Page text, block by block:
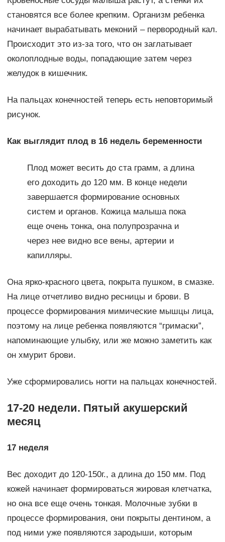
становятся все более крепким. Организм ребенка
начинает вырабатывать меконий – первородный кал.
Происходит это из-за того, что он заглатывает
околоплодные воды, попадающие затем через
желудок в кишечник.
На пальцах конечностей теперь есть неповторимый
рисунок.
Как выглядит плод в 16 недель беременности
Плод может весить до ста грамм, а длина
его доходить до 120 мм. В конце недели
завершается формирование основных
систем и органов. Кожица малыша пока
еще очень тонка, она полупрозрачна и
через нее видно все вены, артерии и
капилляры.
Она ярко-красного цвета, покрыта пушком, в смазке.
На лице отчетливо видно ресницы и брови. В
процессе формирования мимические мышцы лица,
поэтому на лице ребенка появляются “гримаски”,
напоминающие улыбку, или же можно заметить как
он хмурит брови.
Уже сформировались ногти на пальцах конечностей.
17-20 недели. Пятый акушерский
месяц
17 неделя
Вес доходит до 120-150г., а длина до 150 мм. Под
кожей начинает формироваться жировая клетчатка,
но она все еще очень тонкая. Молочные зубки в
процессе формирования, они покрыты дентином, а
под ними уже появляются зародыши, которым